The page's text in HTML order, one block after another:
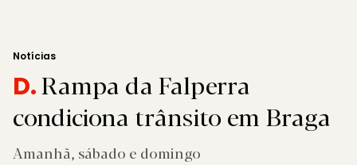
Notícias
D.Rampa da Falperra
condiciona trânsito em Braga
Amanhã, sábado e domingo